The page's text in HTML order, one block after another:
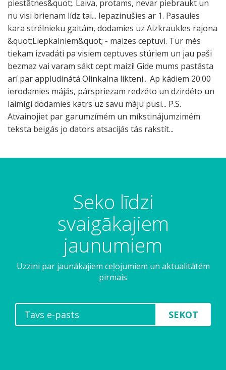
piestātnes&quot;. Laiva, protams, nevar piebraukt un
nu visi brienam lídz tai... Iepazinušies ar 1. Pasaules
kara strélnieku gaitám, dodamies uz Aizkraukles rajona
&quot;Liepkalniem&quot; - maizes ceptuvi. Tur més
tiekam izvadáti pa visiem ceptuves stúriem un jau paši
bezmaz vai varam sákt cept maizi! Gide mums pastásta
arí par appludinátá Olinkalna likteni... Ap kádiem 20:00
ierodamies májás, párspriezam redzéto un dzirdéto un
laimígi dodamies katrs uz savu máju pusi... P.S.
Atvainojiet par garumzímém un míkstinájumzimém
teksta beigás jo dators atsacíjás tás rakstít...
Seko līdzi
svaigākajiem
jaunumiem
Uzzini par jaunākajiem ceļojumiem un aktualitātēm
pirmais
SEKOT